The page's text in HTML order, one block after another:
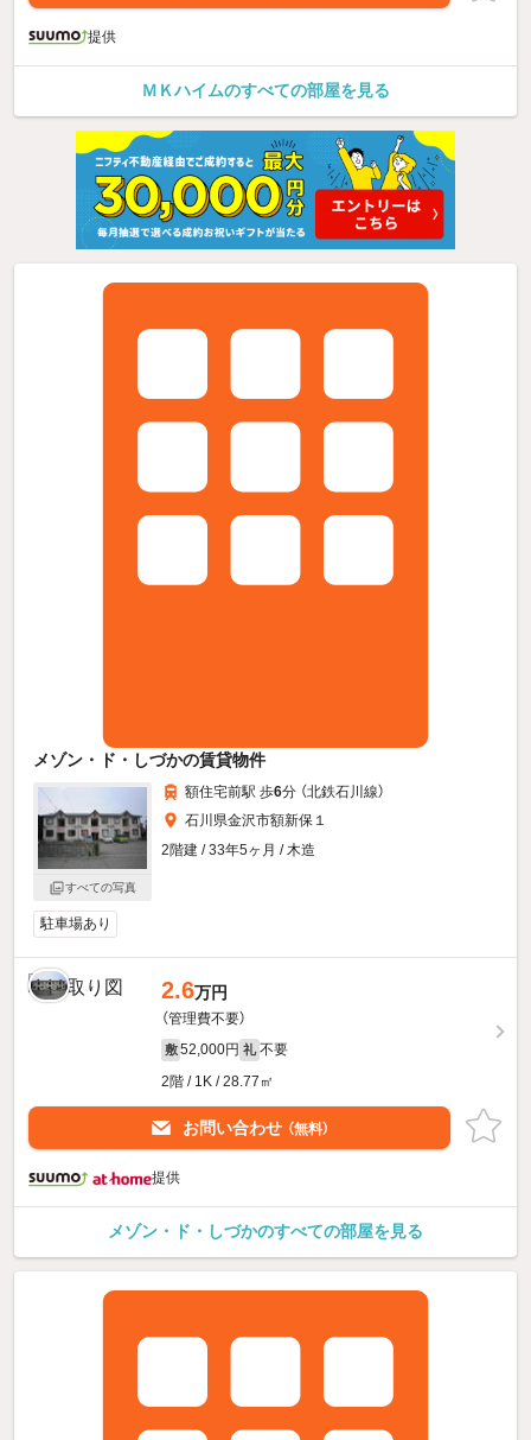
提供
ＭＫハイムのすべての部屋を見る
メゾン・ド・しづかの賃貸物件
すべての写真
額住宅前駅 歩6分 （北鉄石川線）
石川県金沢市額新保１
2階建 / 33年5ヶ月 / 木造
駐車場あり
2.6万円
（管理費不要）
敷 52,000円 礼 不要
2階 / 1K / 28.77㎡
お問い合わせ （無料）
提供
メゾン・ド・しづかのすべての部屋を見る